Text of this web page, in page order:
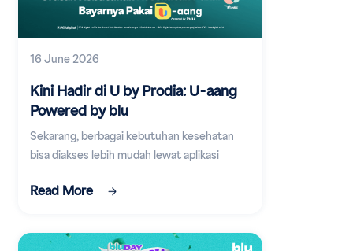
16 June 2026
Kini Hadir di U by Prodia: U-aang
Powered by blu
Sekarang, berbagai kebutuhan kesehatan
bisa diakses lebih mudah lewat aplikasi
Read More